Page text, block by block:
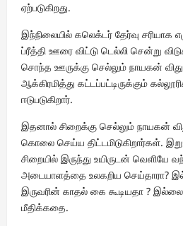
ஏற்படுகிறது.
இந்நிலையில் கலெக்டர் தேர்வு சரியாக
ப்ரீத்தி ஊரை விட்டு டெல்லி சென்று
சொந்த ஊருக்கு செல்லும் நாயகன்
ஆக்கிரமித்து கட்டப்பட்டிருக்கும்
ஈடுபடுகிறார்.
இதனால் சிறைக்கு செல்லும் நாயகன்
கொலை செய்ய திட்டமிடுகிறார்கள்.
சிறையில் இருந்து உயிருடன் வெளியே
அடையாளத்தை உலகறிய செய்தாரா?
இருவரின் காதல் கை கூடியதா ?
மீதிக்கதை.